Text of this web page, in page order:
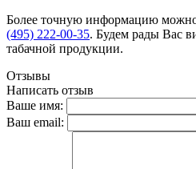
Более точную информацию
(495) 222-00-35. Будем рады Вас
табачной продукции.
Отзывы
Написать отзыв
Ваше имя:
Ваш email: